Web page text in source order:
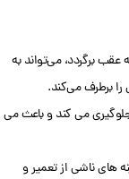
برگردد، می‌تواند به
برطرف می‌کند.
می کند و باعث می
های ناشی از تعمیر و